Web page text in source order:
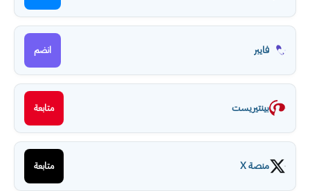
فايبر انضم
بينتيريست متابعة
منصة X متابعة